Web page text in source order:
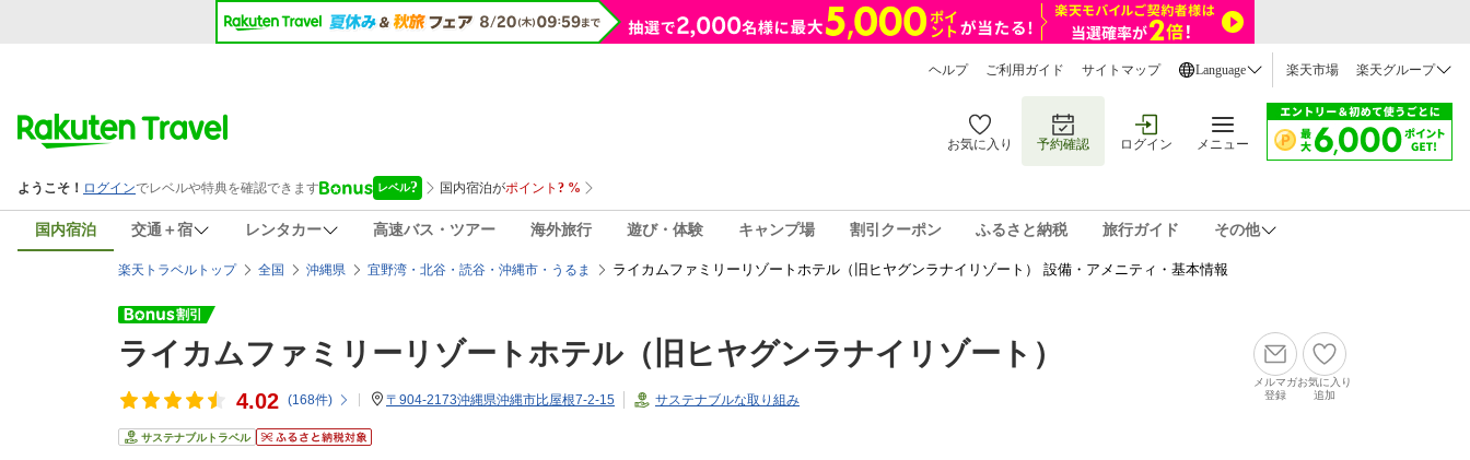
ヘルプ ご利用ガイド サイトマップ Language 楽天市場 楽天グループ
お気に入り 予約確認 ログイン メニュー
国内宿泊 交通＋宿 レンタカー 高速バス・ツアー 海外旅行 遊び・体験 キャンプ場 割引クーポン ふるさと納税 旅行ガイド その他
楽天トラベルトップ 全国 沖縄県 宜野湾・北谷・読谷・沖縄市・うるま ライカムファミリーリゾートホテル（旧ヒヤグンラナイリゾート） 設備・アメニティ・基本情報
ライカムファミリーリゾートホテル（旧ヒヤグンラナイリゾート）
4.02 (168件) 〒904-2173沖縄県沖縄市比屋根7-2-15 サステナブルな取り組み
サステナブルトラベル
メルマガ
登録
お気に入り
追加